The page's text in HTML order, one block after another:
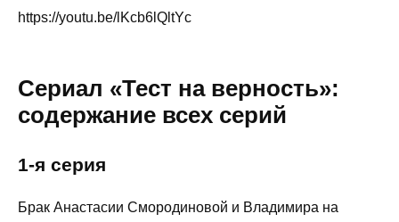
https://youtu.be/lKcb6lQltYc
Сериал «Тест на верность»:
содержание всех серий
1-я серия
Брак Анастасии Смородиновой и Владимира на